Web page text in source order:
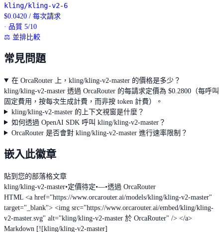
kling/kling-v2-6
$0.0420 / 每次請求
· 品質 5/10
⚖ 並排比較
常見問題
在 OrcaRouter 上，kling/kling-v2-master 的價格是多少？
kling/kling-v2-master 透過 OrcaRouter 的每請求定價為 $0.2800（每呼叫
固定費用，按每次生成計費，而非按 token 計費）。
kling/kling-v2-master 的上下文視窗是什麼？
如何透過 OpenAI SDK 呼叫 kling/kling-v2-master？
OrcaRouter 是否會對 kling/kling-v2-master 進行速率限制？
嵌入此徽章
貼到您的部落格文章
kling/kling-v2-master•定價待定•—•透過 OrcaRouter
HTML <a href="https://www.orcarouter.ai/models/kling/kling-v2-master"
target="_blank"> <img src="https://www.orcarouter.ai/embed/kling/kling-
v2-master.svg" alt="kling/kling-v2-master 於 OrcaRouter" /> </a>
Markdown [![kling/kling-v2-master]